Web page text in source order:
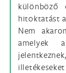
különböző
hitoktatást
Nem
amelyek